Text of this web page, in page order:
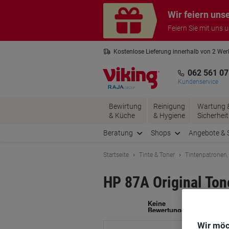
Wir feiern
Feiern Sie mit uns
Kostenlose Lieferung innerhalb von 2
062 561
Kundenservice
Bewirtung
& Küche
Reinigung
& Hygiene
Wartung
Sicherheit
Beratung Shops Angebote &
Startseite Tinte & Toner
HP 87A Original
Wir